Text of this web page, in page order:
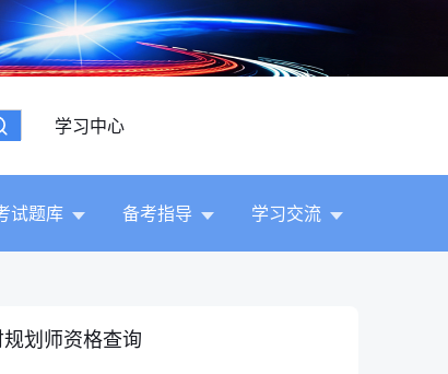
学习中心
试题库 备考指导 学习交流
划师资格查询